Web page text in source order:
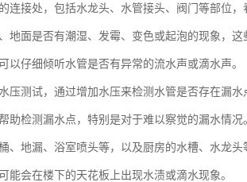
连接处，包括水龙头、水管接头、阀门等部位
地面是否有潮湿、发霉、变色或起泡的现象，
以仔细倾听水管是否有异常的流水声或滴水声。
压测试，通过增加水压来检测水管是否存在漏水
助检测漏水点，特别是对于难以察觉的漏水情况
、地漏、浴室喷头等，以及厨房的水槽、水龙
能会在楼下的天花板上出现水渍或滴水现象。